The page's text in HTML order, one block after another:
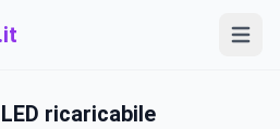
ricaricabile